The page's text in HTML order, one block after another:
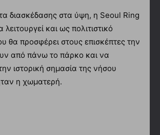
διασκέδασης στα ύψη, η Seoul Ring
και ως πολιτιστικό
θα προσφέρει στους επισκέπτες την
από πάνω το πάρκο και να
ιστορική σημασία της νήσου
η χωματερή.